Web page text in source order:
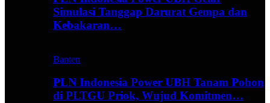
Simulasi Tanggap Darurat Gempa dan
Kebakaran…
Banten
PLN Indonesia Power UBH Tanam Pohon
di PLTGU Priok, Wujud Komitmen…